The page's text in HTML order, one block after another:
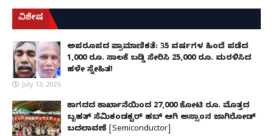
ವಿಶೇಷ
ಅಪರೂಪದ ಪ್ರಾಮಾಣಿಕತೆ: 35 ವರ್ಷಗಳ ಹಿಂದೆ ಪಡೆದ
1,000 ರೂ. ಸಾಲಕ್ಕೆ ಬಡ್ಡಿ ಸೇರಿಸಿ 25,000 ರೂ. ಮರಳಿಸಿದ
ಹಳೇ ಸ್ನೇಹಿತ!
July 13, 2026
ಕಾಗದದ ಕಾರ್ಖಾನೆಯಿಂದ 27,000 ಕೋಟಿ ರೂ. ಮೊತ್ತದ
ಬೃಹತ್ ಸೆಮಿಕಂಡಕ್ಟರ್ ಹಬ್ ಆಗಿ ಅಸ್ಸಾಂನ ಜಾಗಿರೋಡ್
ಬದಲಾವಣೆ [Semiconductor]